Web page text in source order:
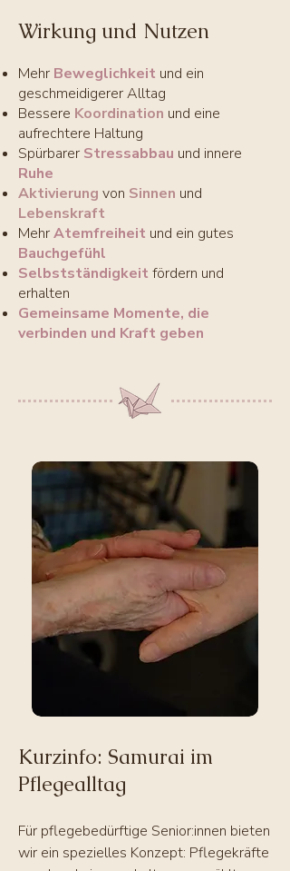
Wirkung und Nutzen
Mehr Beweglichkeit und ein
geschmeidigerer Alltag
Bessere Koordination und eine
aufrechtere Haltung
Spürbarer Stressabbau und innere
Ruhe
Aktivierung von Sinnen und
Lebenskraft
MehrAtemfreiheit und ein gutes
Bauchgefühl
Selbstständigkeit fördern und
erhalten
Gemeinsame Momente, die
verbinden und Kraft geben
Kurzinfo: Samurai im
Pflegealltag
Für pflegebedürftige Senior:innen bieten
wir ein spezielles Konzept: Pflegekräfte